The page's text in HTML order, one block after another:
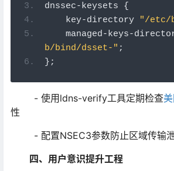
dnssec-keysets {
key-directory "/etc/
managed-keys-
b/bind/dsset-" ;
};
- 使用ldns-verify工具定期检查
性
- 配置NSEC3参数防止区域传输
四、用户意识提升工程